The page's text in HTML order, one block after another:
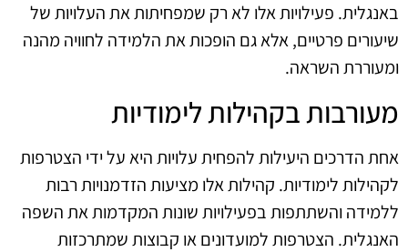
באנגלית. פעילויות אלו לא רק שמפחיתות את העלויות של
שיעורים פרטיים, אלא גם הופכות את הלמידה לחוויה מהנה
ומעוררת השראה.
מעורבות בקהילות לימודיות
אחת הדרכים היעילות להפחית עלויות היא על ידי הצטרפות
לקהילות לימודיות. קהילות אלו מציעות הזדמנויות רבות
ללמידה והשתתפות בפעילויות שונות המקדמות את השפה
האנגלית. הצטרפות למועדונים או קבוצות שמתרכזות